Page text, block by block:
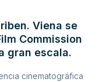
Viena se
Commission
gran escala.
cinematográfica